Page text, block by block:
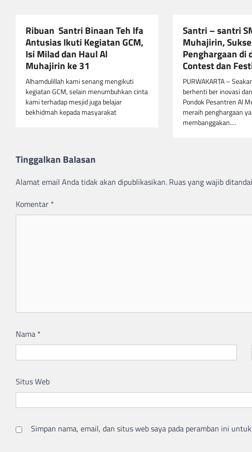
Ribuan Santri Binaan Teh Ifa
Antusias Ikuti Kegiatan GCM,
Isi Milad dan Haul Al
Muhajirin ke 31
Alhamdulillah kami senang mengikuti
kegiatan GCM, selain menumbuhkan cinta
kami terhadap mesjid juga belajar
bekhidmah kepada masyarakat
Santri – santri
Muhajirin,
Penghargaan di
Contest dan
PURWAKARTA –
berhenti ber inovasi
Pondok Pesantren Al
meraih penghargaan
membanggakan.…
Tinggalkan Balasan
Alamat email Anda tidak akan dipublikasikan. Ruas yang wajib ditandai
Komentar *
Nama *
Situs Web
Simpan nama, email, dan situs web saya pada peramban ini